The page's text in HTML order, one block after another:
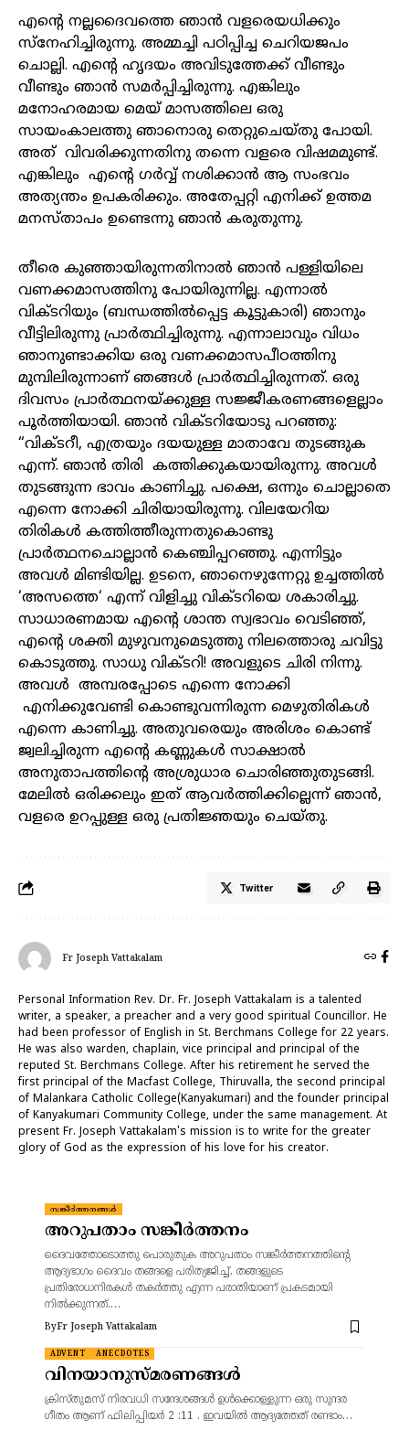
എന്റെ നല്ലദൈവത്തെ ഞാൻ വളരെയധിക്കും
സ്നേഹിച്ചിരുന്നു. അമ്മച്ചി പഠിപ്പിച്ച ചെറിയജപം
ചൊല്ലി. എന്റെ ഹൃദയം അവിടുത്തേക്ക്‌ വീണ്ടും
വീണ്ടും ഞാൻ സമർപ്പിച്ചിരുന്നു. എങ്കിലും
മനോഹരമായ മെയ് മാസത്തിലെ ഒരു
സായംകാലത്തു ഞാനൊരു തെറ്റുചെയ്തു പോയി.
അത് വിവരിക്കുന്നതിനു തന്നെ വളരെ വിഷമമുണ്ട്.
എങ്കിലും എന്റെ ഗർവ്വ് നശിക്കാൻ ആ സംഭവം
അത്യന്തം ഉപകരിക്കും. അതേപ്പറ്റി എനിക്ക് ഉത്തമ
മനസ്താപം ഉണ്ടെന്നു ഞാൻ കരുതുന്നു.
തീരെ കുഞ്ഞായിരുന്നതിനാൽ ഞാൻ പള്ളിയിലെ
വണക്കമാസത്തിനു പോയിരുന്നില്ല. എന്നാൽ
വിക്ടറിയും (ബന്ധത്തിൽപ്പെട്ട കൂട്ടുകാരി) ഞാനും
വീട്ടിലിരുന്നു പ്രാർത്ഥിച്ചിരുന്നു. എന്നാലാവും വിധം
ഞാനുണ്ടാക്കിയ ഒരു വണക്കമാസപീഠത്തിനു
മുമ്പിലിരുന്നാണ് ഞങ്ങൾ പ്രാർത്ഥിച്ചിരുന്നത്. ഒരു
ദിവസം പ്രാർത്ഥനയ്ക്കുള്ള സജ്ജീകരണങ്ങളെല്ലാം
പൂർത്തിയായി. ഞാൻ വിക്ടറിയോടു പറഞ്ഞു:
“വിക്ടറീ, എത്രയും ദയയുള്ള മാതാവേ തുടങ്ങുക
എന്ന്. ഞാൻ തിരി കത്തിക്കുകയായിരുന്നു. അവൾ
തുടങ്ങുന്ന ഭാവം കാണിച്ചു. പക്ഷെ, ഒന്നും ചൊല്ലാതെ
എന്നെ നോക്കി ചിരിയായിരുന്നു. വിലയേറിയ
തിരികൾ കത്തിത്തീരുന്നതുകൊണ്ടു
പ്രാർത്ഥനചൊല്ലാൻ കെഞ്ചിപ്പറഞ്ഞു. എന്നിട്ടും
അവൾ മിണ്ടിയില്ല. ഉടനെ, ഞാനെഴുന്നേറ്റു ഉച്ചത്തിൽ
‘അസത്തെ‘ എന്ന് വിളിച്ചു വിക്ടറിയെ ശകാരിച്ചു.
സാധാരണമായ എന്റെ ശാന്ത സ്വഭാവം വെടിഞ്ഞ്,
എന്റെ ശക്തി മുഴുവനുമെടുത്തു നിലത്തൊരു ചവിട്ടു
കൊടുത്തു. സാധു വിക്ടറി! അവളുടെ ചിരി നിന്നു.
അവൾ അമ്പരപ്പോടെ എന്നെ നോക്കി
എനിക്കുവേണ്ടി കൊണ്ടുവന്നിരുന്ന മെഴുതിരികൾ
എന്നെ കാണിച്ചു. അതുവരെയും അരിശം കൊണ്ട്
ജ്വലിച്ചിരുന്ന എന്റെ കണ്ണുകൾ സാക്ഷാൽ
അനുതാപത്തിന്റെ അശ്രുധാര ചൊരിഞ്ഞുതുടങ്ങി.
മേലിൽ ഒരിക്കലും ഇത് ആവർത്തിക്കില്ലെന്ന് ഞാൻ,
വളരെ ഉറപ്പുള്ള ഒരു പ്രതിജ്ഞയും ചെയ്തു.
Twitter
Fr Joseph Vattakalam
Personal Information Rev. Dr. Fr. Joseph Vattakalam is a talented
writer, a speaker, a preacher and a very good spiritual Councillor. He
had been professor of English in St. Berchmans College for 22 years.
He was also warden, chaplain, vice principal and principal of the
reputed St. Berchmans College. After his retirement he served the
first principal of the Macfast College, Thiruvalla, the second principal
of Malankara Catholic College(Kanyakumari) and the founder principal
of Kanyakumari Community College, under the same management. At
present Fr. Joseph Vattakalam's mission is to write for the greater
glory of God as the expression of his love for his creator.
സങ്കീർത്തനങ്ങൾ
അറുപതാം സങ്കീർത്തനം
ദൈവത്തോടൊത്തു പൊരുതുക അറുപതാം സങ്കീർത്തനത്തിന്റെ
ആദ്യഭാഗം ദൈവം തങ്ങളെ പരിത്യജിച്ച്, തങ്ങളുടെ
പ്രതിരോധനിരകൾ തകർത്തു എന്ന പരാതിയാണ് പ്രകടമായി
നിൽക്കുന്നത്.…
ByFr Joseph Vattakalam
ADVENT ANECDOTES
വിനയാനുസ്മരണങ്ങൾ
ക്രിസ്തുമസ് നിരവധി സന്ദേശങ്ങൾ ഉൾക്കൊള്ളുന്ന ഒരു സുന്ദര
ഗീതം ആണ് ഫിലിപ്പിയർ 2 :11 . ഇവയിൽ ആദ്യത്തേത് രണ്ടാം…